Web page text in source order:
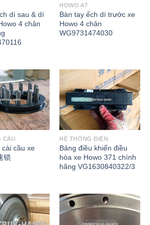
dí sau & dí
4 chân
HOWO A7
Bàn tay ếch dí trước xe
Howo 4 chân
WG9731474030
CẦU
cài cầu xe
锁
HỆ THỐNG ĐIỆN
Bảng điều khiển điều
hòa xe Howo 371 chính
hãng VG1630840322/3